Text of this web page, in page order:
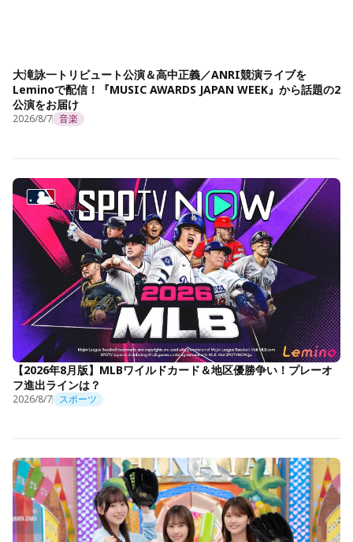
大滝詠一トリビュート公演＆高中正義／ANRI競演ライブを
Leminoで配信！『MUSIC AWARDS JAPAN WEEK』から話題の2
公演をお届け
2026/8/7 音楽
【2026年8月版】MLBワイルドカード＆地区優勝争い！プレーオ
フ進出ラインは？
2026/8/7 スポーツ